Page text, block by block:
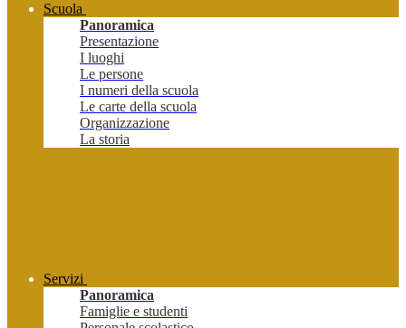
Scuola
Panoramica
Presentazione
I luoghi
Le persone
I numeri della scuola
Le carte della scuola
Organizzazione
La storia
Servizi
Panoramica
Famiglie e studenti